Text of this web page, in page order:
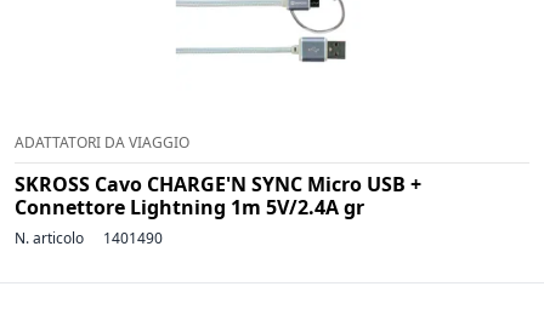
ADATTATORI DA VIAGGIO
SKROSS Cavo CHARGE'N SYNC Micro USB +
Connettore Lightning 1m 5V/2.4A gr
N. articolo 1401490